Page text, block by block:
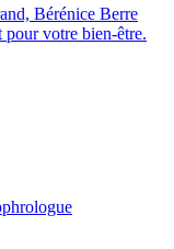
Bérénice Berre
pour votre bien-être.